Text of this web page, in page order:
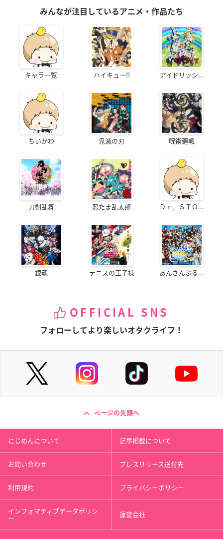
みんなが注目しているアニメ・作品たち
キャラ一覧 ハイキュー!! アイドリッシ...
ちいかわ 鬼滅の刃 呪術廻戦
刀剣乱舞 忍たま乱太郎 Ｄｒ．ＳＴＯ...
銀魂 テニスの王子様 あんさんぶる...
OFFICIAL SNS
フォローしてより楽しいオタクライフ！
ページの先頭へ
にじめんについて 記事掲載について
お問い合わせ プレスリリース送付先
利用規約 プライバシーポリシー
インフォマティブデータポリシ
ー 運営会社